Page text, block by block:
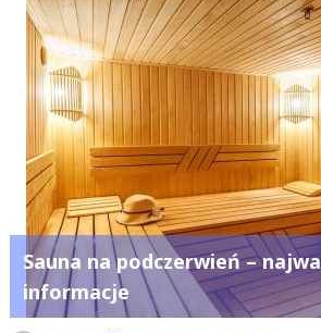
Sauna na podczerwień –
informacje